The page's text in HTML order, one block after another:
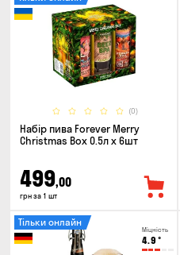
(0)
Набір пива Forever Merry
Christmas Box 0.5л x 6шт
499,00
грн за 1 шт
Міцність
4.9 °
Тільки онлайн